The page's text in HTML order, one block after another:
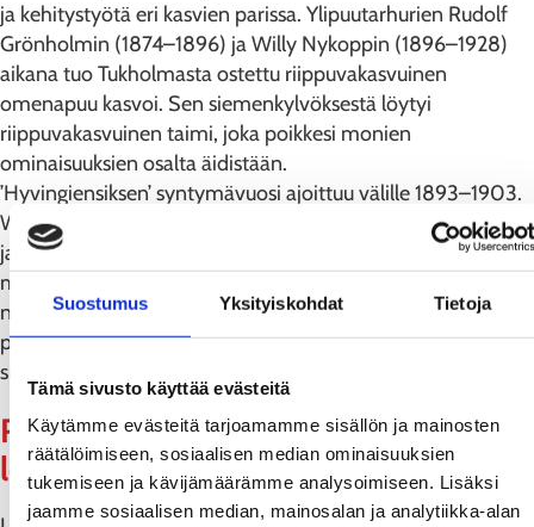
Suostumus Yksityiskohdat Tietoja
Tämä sivusto käyttää evästeitä
Käytämme evästeitä tarjoamamme sisällön ja mainosten
räätälöimiseen, sosiaalisen median ominaisuuksien
tukemiseen ja kävijämäärämme analysoimiseen. Lisäksi
jaamme sosiaalisen median, mainosalan ja analytiikka-alan
ja kehitystyötä eri kasvien parissa. Ylipuutarhurien Rudolf
Grönholmin (1874–1896) ja Willy Nykoppin (1896–1928)
aikana tuo Tukholmasta ostettu riippuvakasvuinen
omenapuu kasvoi. Sen siemenkylvöksestä löytyi
riippuvakasvuinen taimi, joka poikkesi monien
ominaisuuksien osalta äidistään.
’Hyvingiensiksen’ syntymävuosi ajoittuu välille 1893–1903.
Willy Nykoppia voitaneen pitää rautatienomenapuun
jalostajana tai vähintään sen nimen antajana. Puusta
mainittiin ensimmäisen kerran Puutarha-lehden
numerossa 9/1904: ”Taimistoissa on paljon harvinaisia
puun ja pensaan taimia, niinkuin eräs Hyvinkään
siemensadosta viljelty riippuva omenapuunlaji.”
Rautatienomenapuun nimeäminen ja
levittäminen